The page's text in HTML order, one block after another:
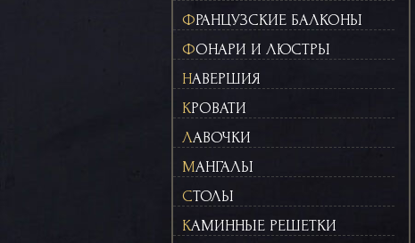
ФРАНЦУЗСКИЕ БАЛКОНЫ
ФОНАРИ И ЛЮСТРЫ
НАВЕРШИЯ
КРОВАТИ
ЛАВОЧКИ
МАНГАЛЫ
СТОЛЫ
КАМИННЫЕ РЕШЕТКИ